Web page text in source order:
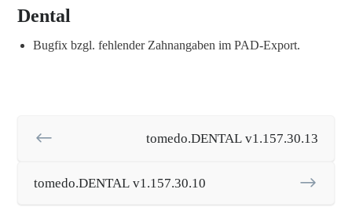
Dental
Bugfix bzgl. fehlender Zahnangaben im PAD-Export.
tomedo.DENTAL v1.157.30.13
tomedo.DENTAL v1.157.30.10